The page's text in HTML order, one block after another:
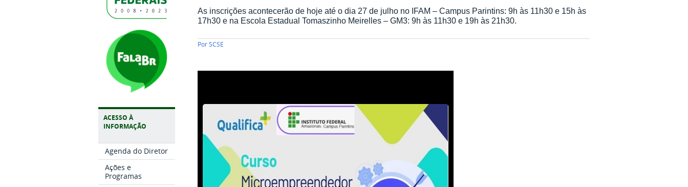
ACESSO À
INFORMAÇÃO
Agenda do Diretor
Ações e
Programas
As inscrições acontecerão de hoje até o dia 27 de julho no IFAM – Campus Parintins: 9h às 11h30 e 15h às
17h30 e na Escola Estadual Tomaszinho Meirelles – GM3: 9h às 11h30 e 19h às 21h30.
PorSCSE